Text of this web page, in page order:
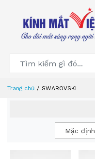
Trang chủ SWAROVSKI
Mặc định